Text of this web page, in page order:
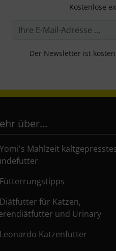
Kostenlose
Der Newsletter ist
über...
Yomi's Mahlzeit
Fütterrungstipps
Diätfutter für Katzen,
und Urinary
Leonardo Katzenfutter